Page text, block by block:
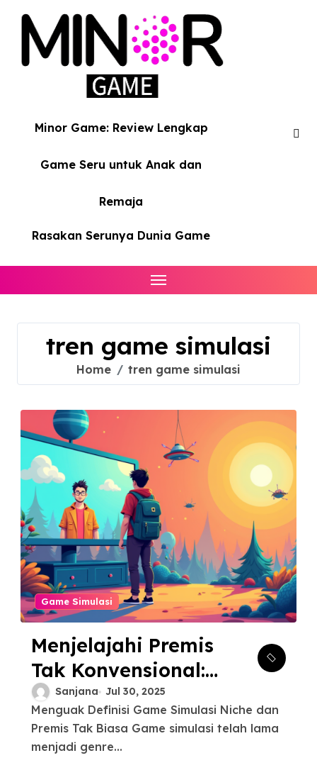
content
Minor Game: Review Lengkap
Game Seru untuk Anak dan
Remaja
Rasakan Serunya Dunia Game
tren game simulasi
Home tren game simulasi
Game Simulasi
Menjelajahi Premis
Tak Konvensional:
Menguak Daya
Tarik Game
Simulasi Unik &
Sanjana Jul 30, 2025
Menguak Definisi Game Simulasi Niche dan
Premis Tak Biasa Game simulasi telah lama
menjadi genre...